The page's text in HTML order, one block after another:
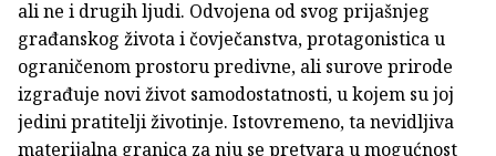
ali ne i drugih ljudi. Odvojena od svog prijašnjeg
građanskog života i čovječanstva, protagonistica u
ograničenom prostoru predivne, ali surove prirode
izgrađuje novi život samodostatnosti, u kojem su joj
jedini pratitelji životinje. Istovremeno, ta nevidljiva
materijalna granica za nju se pretvara u mogućnost